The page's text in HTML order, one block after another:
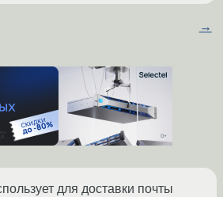
→
для доставки почты